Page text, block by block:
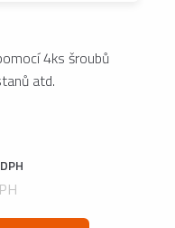
4ks šroubů
atd.